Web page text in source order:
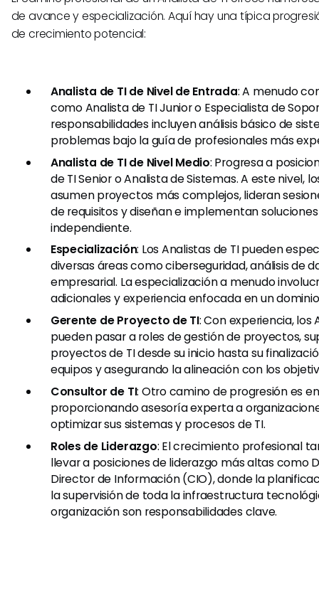
de avance y especialización. Aquí hay una típica
de crecimiento potencial:
Analista de TI de Nivel de Entrada: A menudo
como Analista de TI Junior o Especialista de
responsabilidades incluyen análisis básico de
problemas bajo la guía de profesionales más
Analista de TI de Nivel Medio: Progresa a
de TI Senior o Analista de Sistemas. A este nivel,
asumen proyectos más complejos, lideran
de requisitos y diseñan e implementan
independiente.
Especialización: Los Analistas de TI pueden
diversas áreas como ciberseguridad, análisis de
empresarial. La especialización a menudo
adicionales y experiencia enfocada en un
Gerente de Proyecto de TI: Con experiencia, los
pueden pasar a roles de gestión de proyectos,
proyectos de TI desde su inicio hasta su
equipos y asegurando la alineación con los
Consultor de TI: Otro camino de progresión es
proporcionando asesoría experta a
optimizar sus sistemas y procesos de TI.
Roles de Liderazgo: El crecimiento profesional
llevar a posiciones de liderazgo más altas como
Director de Información (CIO), donde la
la supervisión de toda la infraestructura
organización son responsabilidades clave.